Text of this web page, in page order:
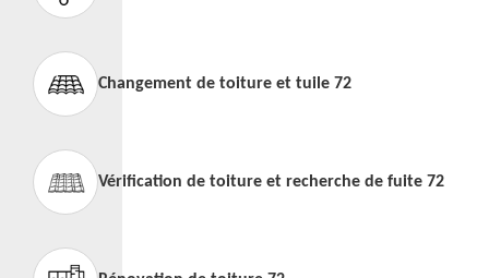
Changement de toiture et tuile 72
Vérification de toiture et recherche de fuite 72